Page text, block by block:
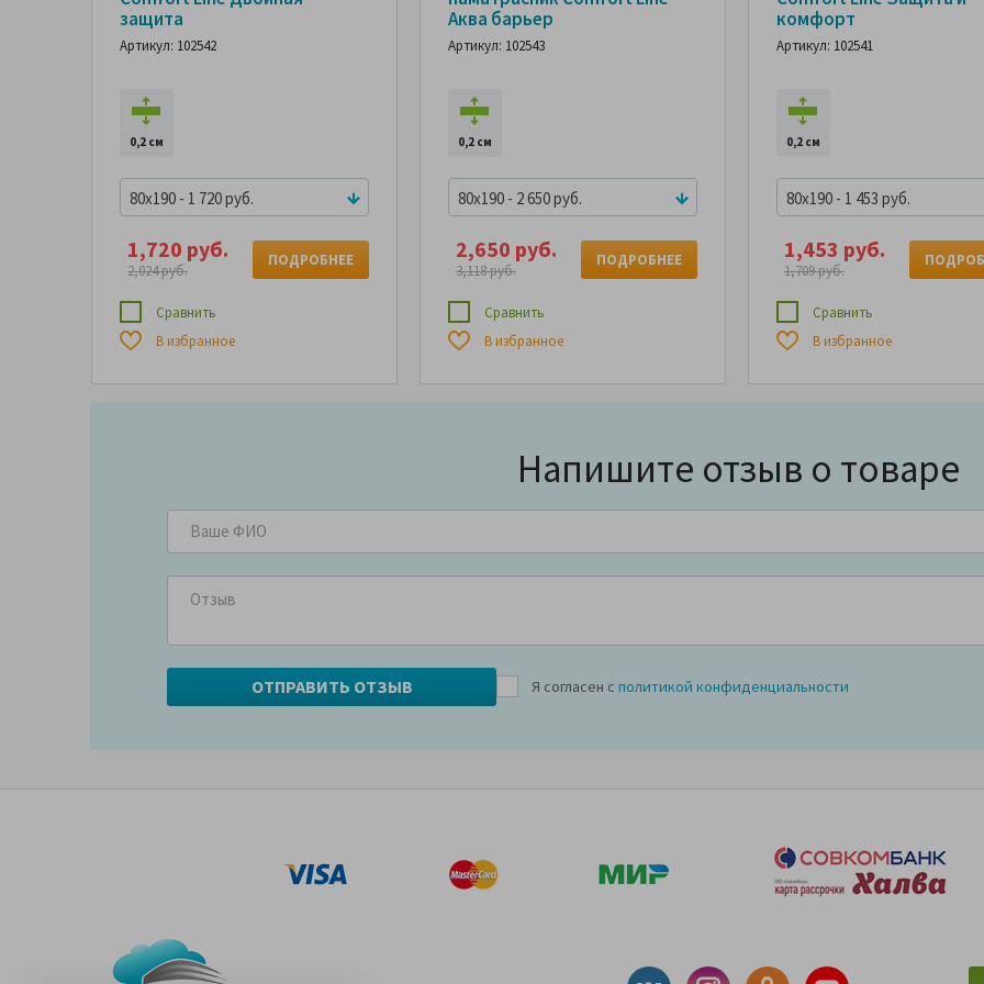
защита
Артикул: 102542
0,2 см
80x190 - 1 720 руб.
1,720 руб.
2,024 руб.
ПОДРОБНЕЕ
Сравнить
В избранное
Аква барьер
Артикул: 102543
0,2 см
80x190 - 2 650 руб.
2,650 руб.
3,118 руб.
ПОДРОБНЕЕ
Сравнить
В избранное
комфорт
Артикул: 102541
0,2 см
80x190 - 1 453 руб.
1,453 руб.
1,709 руб.
Сравнить
В избранное
Напишите отзыв о товаре
Я согласен с политикой конфиденциальности